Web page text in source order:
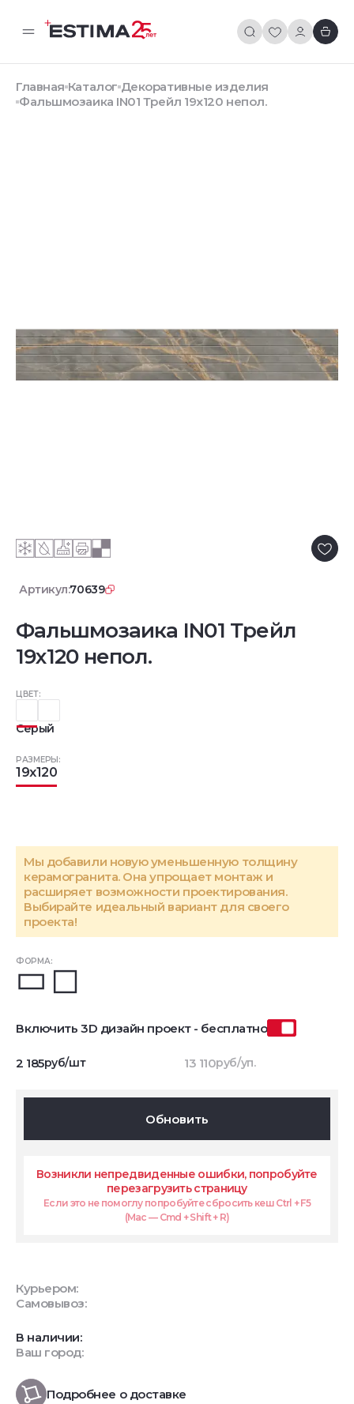
Главная Каталог Декоративные изделия
Фальшмозаика IN01 Трейл 19x120 непол.
Артикул:70639
Фальшмозаика IN01 Трейл
19x120 непол.
ЦВЕТ:
Серый
ФОРМА:
РАЗМЕРЫ:
19x120
Мы добавили новую уменьшенную толщину
керамогранита. Она упрощает монтаж и
расширяет возможности проектирования.
Выбирайте идеальный вариант для своего
проекта!
Включить 3D дизайн проект - бесплатно
2 185руб/шт 13 110руб/уп.
Обновить
Возникли непредвиденные ошибки, попробуйте
перезагрузить страницу
Если это не помоглу попробуйте сбросить кеш Ctrl + F5
(Mac — Cmd + Shift + R)
Курьером:
Самовывоз:
В наличии:
Ваш город:
Подробнее о доставке